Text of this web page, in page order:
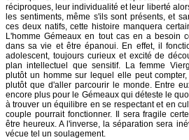
réciproques, leur individualité et leur liberté
les sentiments, même s'ils sont présents, et
ces deux natifs, cette histoire manquera
L'homme Gémeaux en tout cas en a besoin
dans sa vie et être épanoui. En effet, il
adolescent, toujours curieux et excité de
plan intellectuel que sensitif. La femme
plutôt un homme sur lequel elle peut
plutôt que d'aller parcourir le monde. Entre
encore plus pour le Gémeaux qui déteste le
à trouver un équilibre en se respectant et en
couple pourrait fonctionner. Il sera fragile
être heureux. A l'inverse, la séparation sera
vécue tel un soulagement.